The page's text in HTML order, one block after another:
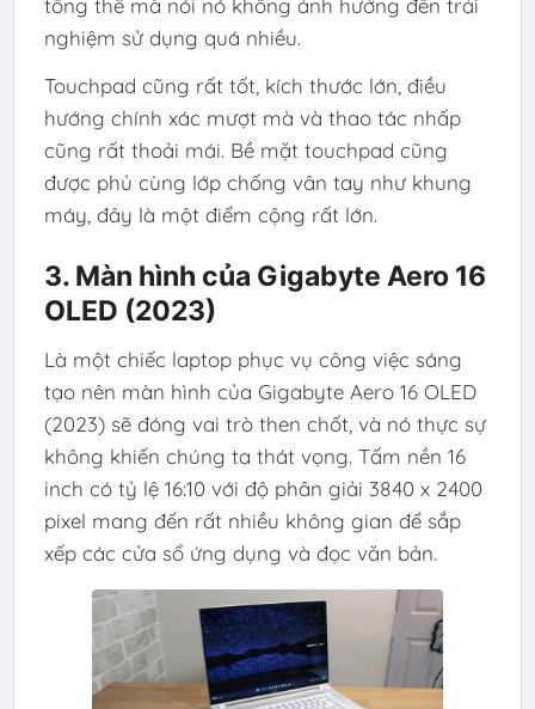
tổng thể mà nói nó không ảnh hưởng đến trải
nghiệm sử dụng quá nhiều.
Touchpad cũng rất tốt, kích thước lớn, điều
hướng chính xác mượt mà và thao tác nhấp
cũng rất thoải mái. Bề mặt touchpad cũng
được phủ cùng lớp chống vân tay như khung
máy, đây là một điểm cộng rất lớn.
3. Màn hình của Gigabyte Aero 16
OLED (2023)
Là một chiếc laptop phục vụ công việc sáng
tạo nên màn hình của Gigabyte Aero 16 OLED
(2023) sẽ đóng vai trò then chốt, và nó thực sự
không khiến chúng ta thát vọng. Tấm nền 16
inch có tỷ lệ 16:10 với độ phân giải 3840 x 2400
pixel mang đến rất nhiều không gian để sắp
xếp các cửa sổ ứng dụng và đọc văn bản.